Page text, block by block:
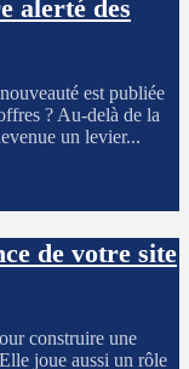
alerté des
est publiée
? Au-delà de la
un levier...
de votre site
construire une
joue aussi un rôle